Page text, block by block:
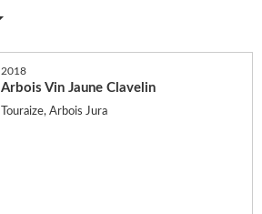
2018
Arbois Vin Jaune Clavelin
Touraize, Arbois Jura